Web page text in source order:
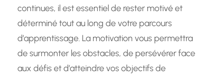
continues, il est essentiel de rester motivé et
déterminé tout au long de votre parcours
d’apprentissage. La motivation vous permettra
de surmonter les obstacles, de persévérer face
aux défis et d’atteindre vos objectifs de